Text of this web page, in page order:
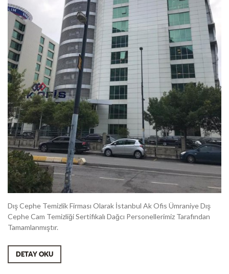
Dış Cephe Temizlik Firması Olarak İstanbul Ak Ofis Ümraniye Dış
Cephe Cam Temizliği Sertifikalı Dağcı Personellerimiz Tarafından
Tamamlanmıştır.
DETAY OKU